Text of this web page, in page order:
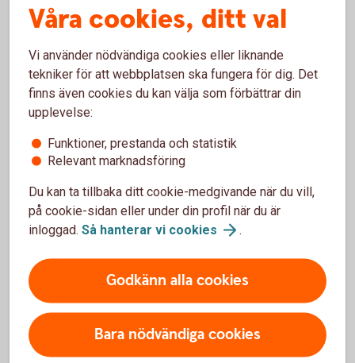
En genomtänkt plan gör det lättare att hantera både
investeringar och framtida intäkter.
Tänk framåt och minska riskerna
Som skogsägare är det viktigt att ha ett långsiktigt
Stormar, bränder, skadedjur och andra oförutsedda
avkastning. Därför är det klokt att se över
försäkringsskyddet och hålla sig uppdaterad kring lagar,
regler och andra förändringar som kan påverka fastigheten.
Det är också bra att ha koll på exempelvis servitut,
arrenden och andra rättigheter som är knutna till marken.
Kunskap lönar sig
Våra cookies, ditt val
Vi använder nödvändiga cookies eller liknande
tekniker för att webbplatsen ska fungera för dig. Det
finns även cookies du kan välja som förbättrar din
upplevelse:
Funktioner, prestanda och statistik
Relevant marknadsföring
Du kan ta tillbaka ditt cookie-medgivande när du vill,
på cookie-sidan eller under din profil när du är
inloggad. Så hanterar vi cookies .
Godkänn alla cookies
Bara nödvändiga cookies